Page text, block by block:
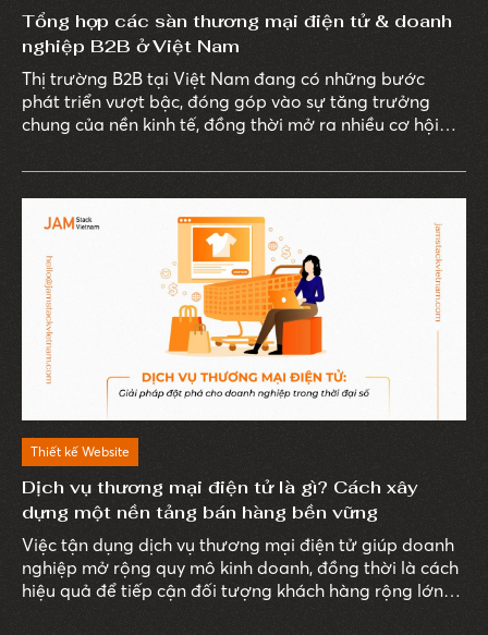
Tổng hợp các sàn thương mại điện tử & doanh
nghiệp B2B ở Việt Nam
Thị trường B2B tại Việt Nam đang có những bước
phát triển vượt bậc, đóng góp vào sự tăng trưởng
chung của nền kinh tế, đồng thời mở ra nhiều cơ hội
Thiết kế Website
Dịch vụ thương mại điện tử là gì? Cách xây
dựng một nền tảng bán hàng bền vững
Việc tận dụng dịch vụ thương mại điện tử giúp doanh
nghiệp mở rộng quy mô kinh doanh, đồng thời là cách
hiệu quả để tiếp cận đối tượng khách hàng rộng lớn